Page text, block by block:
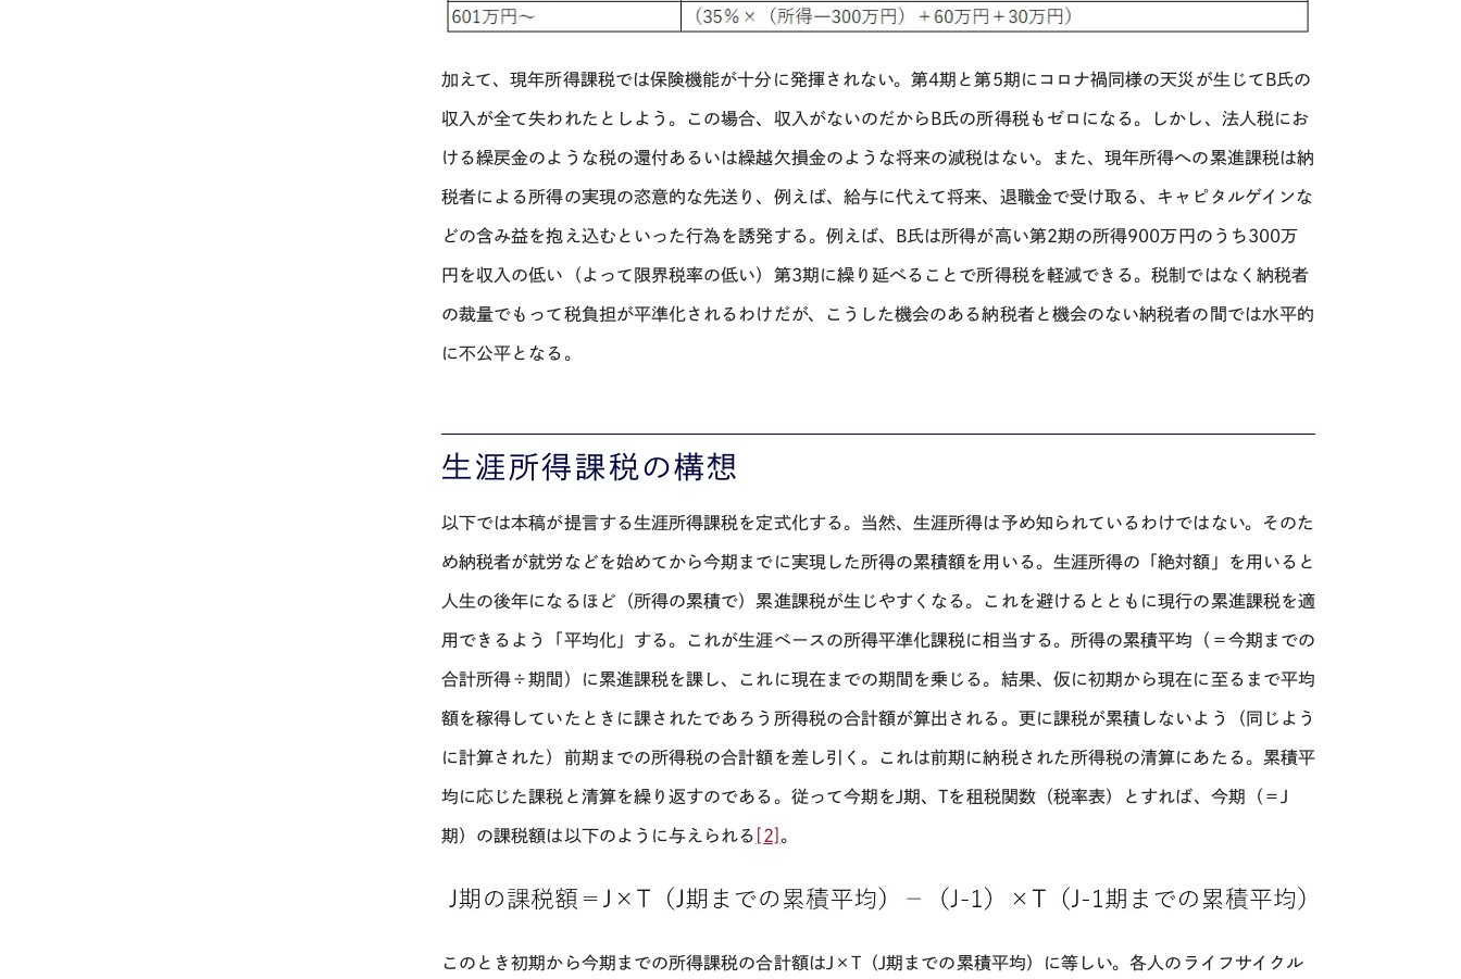
加えて、現年所得課税では保険機能が十分に発揮されない。第4期と第5期にコロナ禍同様の天災が生じてB氏の
収入が全て失われたとしよう。この場合、収入がないのだからB氏の所得税もゼロになる。しかし、法人税にお
ける繰戻金のような税の還付あるいは繰越欠損金のような将来の減税はない。また、現年所得への累進課税は納
税者による所得の実現の恣意的な先送り、例えば、給与に代えて将来、退職金で受け取る、キャピタルゲインな
どの含み益を抱え込むといった行為を誘発する。例えば、B氏は所得が高い第2期の所得900万円のうち300万
円を収入の低い（よって限界税率の低い）第3期に繰り延べることで所得税を軽減できる。税制ではなく納税者
の裁量でもって税負担が平準化されるわけだが、こうした機会のある納税者と機会のない納税者の間では水平的
に不公平となる。
生涯所得課税の構想
以下では本稿が提言する生涯所得課税を定式化する。当然、生涯所得は予め知られているわけではない。そのた
め納税者が就労などを始めてから今期までに実現した所得の累積額を用いる。生涯所得の「絶対額」を用いると
人生の後年になるほど（所得の累積で）累進課税が生じやすくなる。これを避けるとともに現行の累進課税を適
用できるよう「平均化」する。これが生涯ベースの所得平準化課税に相当する。所得の累積平均（＝今期までの
合計所得÷期間）に累進課税を課し、これに現在までの期間を乗じる。結果、仮に初期から現在に至るまで平均
額を稼得していたときに課されたであろう所得税の合計額が算出される。更に課税が累積しないよう（同じよう
に計算された）前期までの所得税の合計額を差し引く。これは前期に納税された所得税の清算にあたる。累積平
均に応じた課税と清算を繰り返すのである。従って今期を J期、Tを租税関数（税率表）とすれば、今期（＝ J
期）の課税額は以下のように与えられる [2] 。
このとき初期から今期までの所得課税の合計額は J×T （ J期までの累積平均）に等しい。各人のライフサイクル